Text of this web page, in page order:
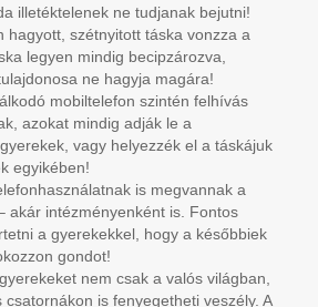
illetéktelenek ne tudjanak bejutni!
hagyott, szétnyitott táska vonzza a
legyen mindig becipzározva,
ne hagyja magára!
mobiltelefon szintén felhívás
azokat mindig adják le a
vagy helyezzék el a táskájuk
egyikében!
is megvannak a
akár intézményenként is. Fontos
a gyerekekkel, hogy a későbbiek
gondot!
nem csak a valós világban,
csatornákon is fenyegetheti veszély. A